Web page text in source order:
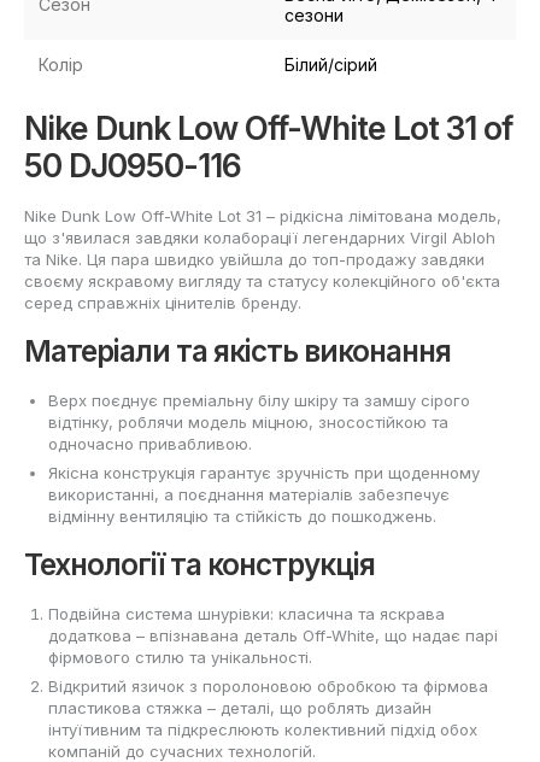
Сезон
сезони
Колір Білий/сірий
Nike Dunk Low Off-White Lot 31 of
50 DJ0950-116
Nike Dunk Low Off-White Lot 31 – рідкісна лімітована модель,
що з'явилася завдяки колаборації легендарних Virgil Abloh
та Nike. Ця пара швидко увійшла до топ-продажу завдяки
своєму яскравому вигляду та статусу колекційного об'єкта
серед справжніх цінителів бренду.
Матеріали та якість виконання
Верх поєднує преміальну білу шкіру та замшу сірого
відтінку, роблячи модель міцною, зносостійкою та
одночасно привабливою.
Якісна конструкція гарантує зручність при щоденному
використанні, а поєднання матеріалів забезпечує
відмінну вентиляцію та стійкість до пошкоджень.
Технології та конструкція
Подвійна система шнурівки: класична та яскрава
додаткова – впізнавана деталь Off-White, що надає парі
фірмового стилю та унікальності.
Відкритий язичок з поролоновою обробкою та фірмова
пластикова стяжка – деталі, що роблять дизайн
інтуїтивним та підкреслюють колективний підхід обох
компаній до сучасних технологій.